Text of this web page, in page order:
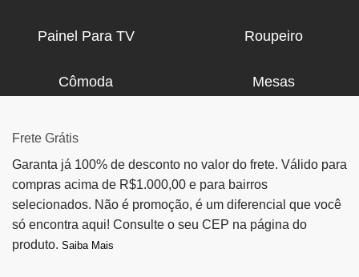
Painel Para TV Roupeiro
Cômoda Mesas
Frete Grátis
Garanta já 100% de desconto no valor do frete. Válido para
compras acima de R$1.000,00 e para bairros
selecionados. Não é promoção, é um diferencial que você
só encontra aqui! Consulte o seu CEP na página do
produto. Saiba Mais